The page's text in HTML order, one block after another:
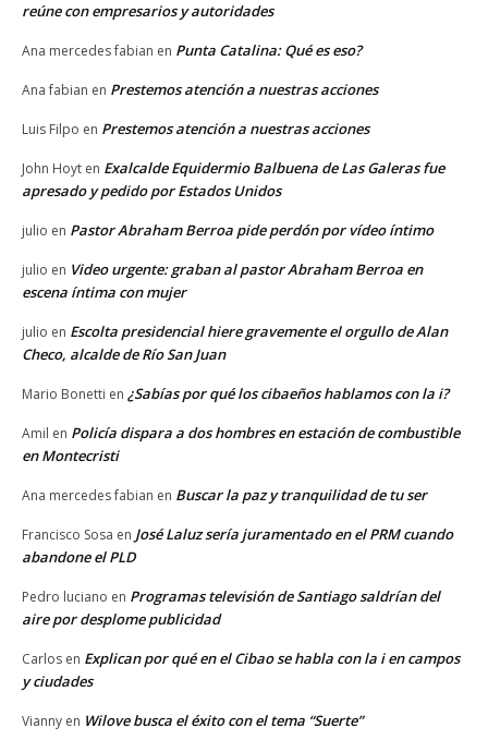
reúne con empresarios y autoridades
Ana mercedes fabian en Punta Catalina: Qué es eso?
Ana fabian en Prestemos atención a nuestras acciones
Luis Filpo en Prestemos atención a nuestras acciones
John Hoyt en Exalcalde Equidermio Balbuena de Las Galeras fue
apresado y pedido por Estados Unidos
julio en Pastor Abraham Berroa pide perdón por vídeo íntimo
julio en Video urgente: graban al pastor Abraham Berroa en
escena íntima con mujer
julio en Escolta presidencial hiere gravemente el orgullo de Alan
Checo, alcalde de Río San Juan
Mario Bonetti en ¿Sabías por qué los cibaeños hablamos con la i?
Amil en Policía dispara a dos hombres en estación de combustible
en Montecristi
Ana mercedes fabian en Buscar la paz y tranquilidad de tu ser
Francisco Sosa en José Laluz sería juramentado en el PRM cuando
abandone el PLD
Pedro luciano en Programas televisión de Santiago saldrían del
aire por desplome publicidad
Carlos en Explican por qué en el Cibao se habla con la i en campos
y ciudades
Vianny en Wilove busca el éxito con el tema “Suerte”